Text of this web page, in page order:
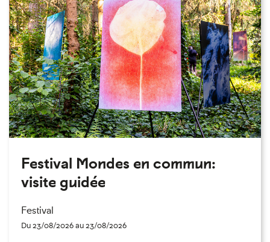
Festival Mondes en commun:
visite guidée
Festival
Du 23/08/2026 au 23/08/2026